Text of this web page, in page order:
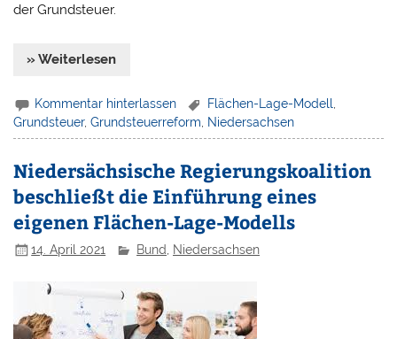
der Grundsteuer.
» Weiterlesen
Kommentar hinterlassen Flächen-Lage-Modell
Grundsteuer,Grundsteuerreform, Niedersachsen
Niedersächsische Regierungskoalition
beschließt die Einführung eines
eigenen Flächen-Lage-Modells
14. April 2021 Bund Niedersachsen